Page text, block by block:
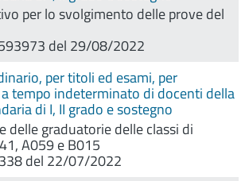
per lo svolgimento delle prove del
del 29/08/2022
per titoli ed esami, per
tempo indeterminato di docenti della
di I, II grado e sostegno
delle graduatorie delle classi di
A059 e B015
del 22/07/2022